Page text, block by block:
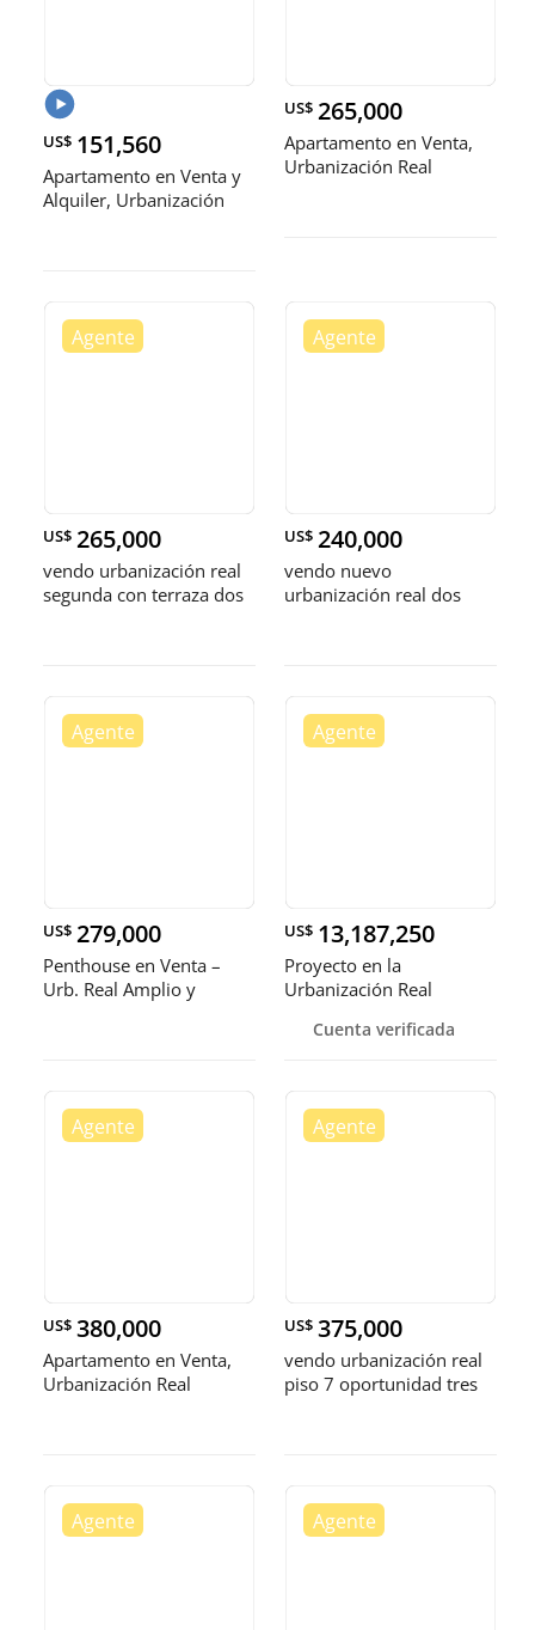
US$ 151,560
Apartamento en Venta y
Alquiler, Urbanización
US$ 265,000
Apartamento en Venta,
Urbanización Real
US$ 265,000
vendo urbanización real
segunda con terraza dos
US$ 240,000
vendo nuevo
urbanización real dos
US$ 279,000
Penthouse en Venta –
Urb. Real Amplio y
US$ 13,187,250
Proyecto en la
Urbanización Real
Cuenta verificada
US$ 380,000
Apartamento en Venta,
Urbanización Real
US$ 375,000
vendo urbanización real
piso 7 oportunidad tres